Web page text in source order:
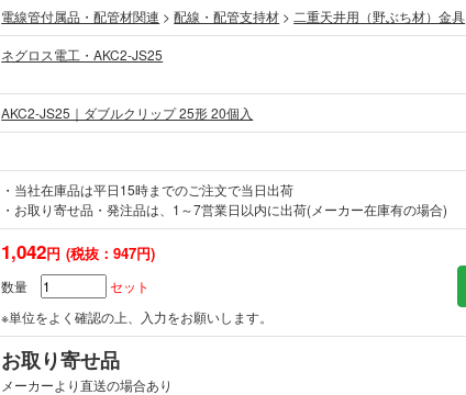
電線管付属品・配管材関連 > 配線・配管支持材 > 二重天井用（野ぶち材）金具
ネグロス電工・AKC2-JS25
AKC2-JS25｜ダブルクリップ 25形 20個入
・当社在庫品は平日15時までのご注文で当日出荷
・お取り寄せ品・発注品は、1～7営業日以内に出荷(メーカー在庫有の場合)
1,042円 (税抜：947円)
数量
セット
※単位をよく確認の上、入力をお願いします。
お取り寄せ品
メーカーより直送の場合あり